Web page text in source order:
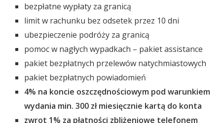
bezpłatne wypłaty za granicą
limit w rachunku bez odsetek przez 10 dni
ubezpieczenie podróży za granicą
pomoc w nagłych wypadkach – pakiet assistance
pakiet bezpłatnych przelewów natychmiastowych
pakiet bezpłatnych powiadomień
4% na koncie oszczędnościowym pod warunkiem
wydania min. 300 zł miesięcznie kartą do konta
zwrot 1% za płatności zbliżeniowe telefonem